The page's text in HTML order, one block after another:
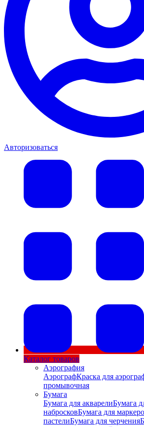
Авторизоваться
Каталог товаров
Аэрография
АэрографКраска для
промывочная
Бумага
Бумага для акварелиБумага
набросковБумага для
пастелиБумага для черчения